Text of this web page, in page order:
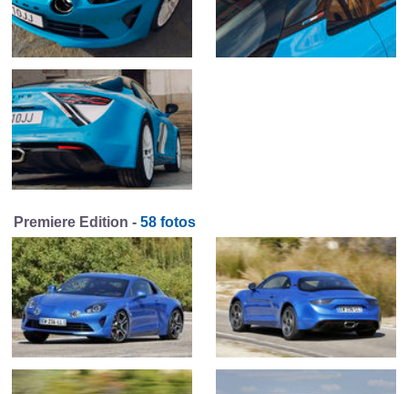
Premiere Edition - 58 fotos